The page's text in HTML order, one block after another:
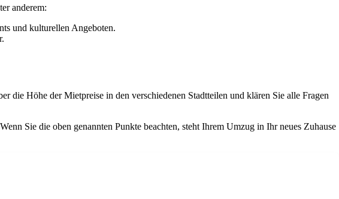
anderem:
und kulturellen Angeboten.
Höhe der Mietpreise in den verschiedenen Stadtteilen und klären Sie alle Fragen
Sie die oben genannten Punkte beachten, steht Ihrem Umzug in Ihr neues Zuhause